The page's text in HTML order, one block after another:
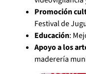
Promoción
Festival de
Educación:
Apoyo a los
maderería